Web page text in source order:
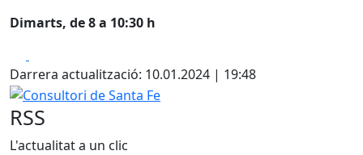
Dimarts, de 8 a 10:30 h
Darrera actualització: 10.01.2024 | 19:48
Consultori de Santa Fe
RSS
L'actualitat a un clic